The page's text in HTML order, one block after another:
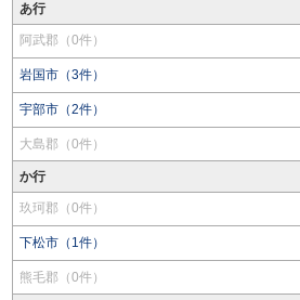
あ行
阿武郡（0件）
岩国市（3件）
宇部市（2件）
大島郡（0件）
か行
玖珂郡（0件）
下松市（1件）
熊毛郡（0件）